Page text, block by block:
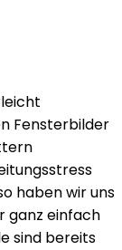
Fensterbilder
haben wir uns
ganz einfach
sind bereits